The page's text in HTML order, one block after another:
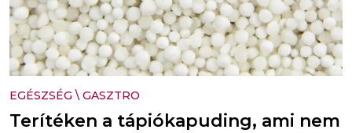
EGÉSZSÉG \ GASZTRO
Terítéken a tápiókapuding, ami nem